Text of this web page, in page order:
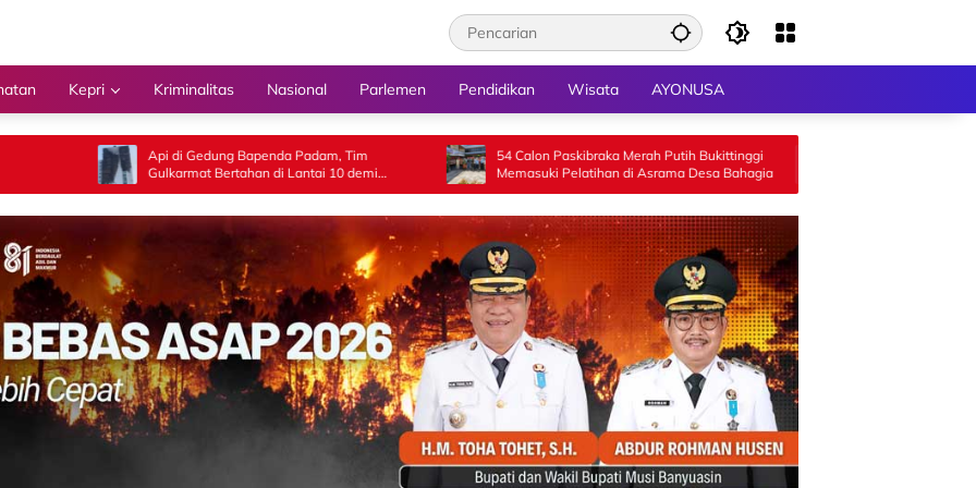
Kepri Kriminalitas Nasional Parlemen Pendidikan Wisata AYONUSA
Api di Gedung Bapenda Padam, Tim
Gulkarmat Bertahan di Lantai 10 demi
Pastikan Tidak Ada Perambatan
‎54 Calon Paskibraka Merah Putih Bukittinggi
Memasuki Pelatihan di Asrama Desa Bahagia
Legislator Hj Aida Gelar Sosialisasi
Tentang Penyelenggaraan
Sosial di Limapuluh Kota